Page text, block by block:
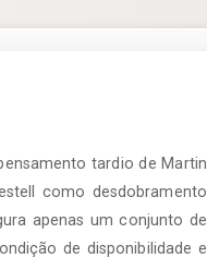
tardio de Martin
como desdobramento
apenas um conjunto de
de disponibilidade e